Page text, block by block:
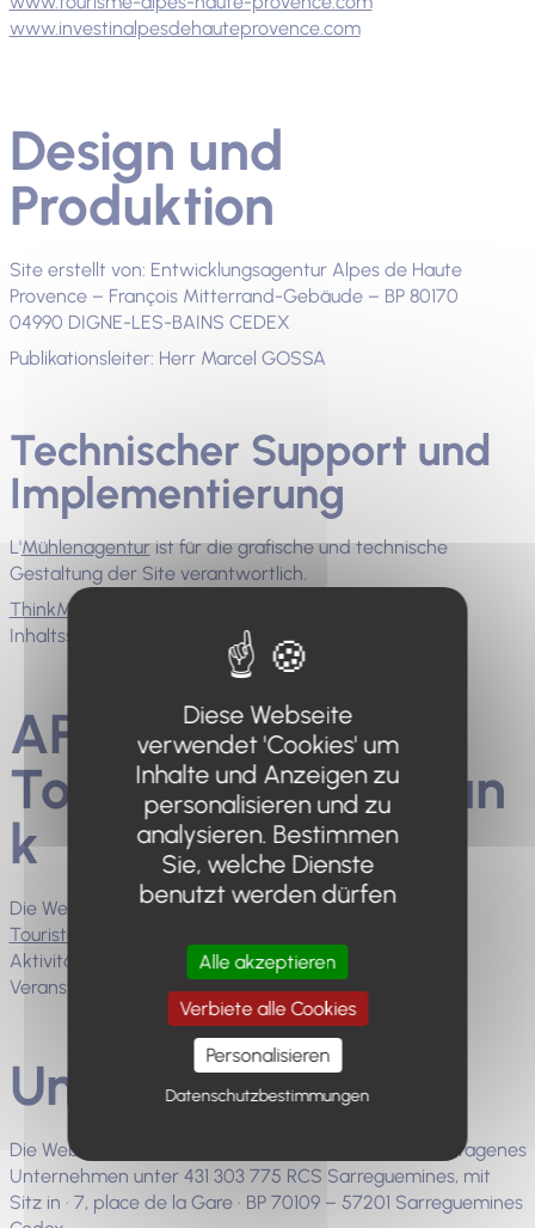
www.investinalpesdehauteprovence.com
Design und
Produktion
Site erstellt von: Entwicklungsagentur Alpes de Haute
Provence – François Mitterrand-Gebäude – BP 80170
04990 DIGNE-LES-BAINS CEDEX
Publikationsleiter: Herr Marcel GOSSA
Technischer Support und
Implementierung
L'Mühlenagenturist für die grafische und technische
Gestaltung der Site verantwortlich.
ThinkMyWeb
Inhaltsstrategie.
APIDAE-
Tourismusdatenban
k
Die Website verwendet dieAPIDAE
Touristeninformationssystem
Aktivitäten in der Umgebung (Hotels, Camping,
Veranstaltungen usw.) vorzustellen.
Unterkunft
Die Website wird gehostet von: IONOS SARL – eingetragenes
Unternehmen unter 431 303 775 RCS Sarreguemines, mit
Sitz in · 7, place de la Gare · BP 70109 – 57201 Sarreguemines
Diese Webseite
verwendet 'Cookies' um
Inhalte und Anzeigen zu
personalisieren und zu
analysieren. Bestimmen
Sie, welche Dienste
benutzt werden dürfen
Alle akzeptieren
Verbiete alle Cookies
Personalisieren
Datenschutzbestimmungen